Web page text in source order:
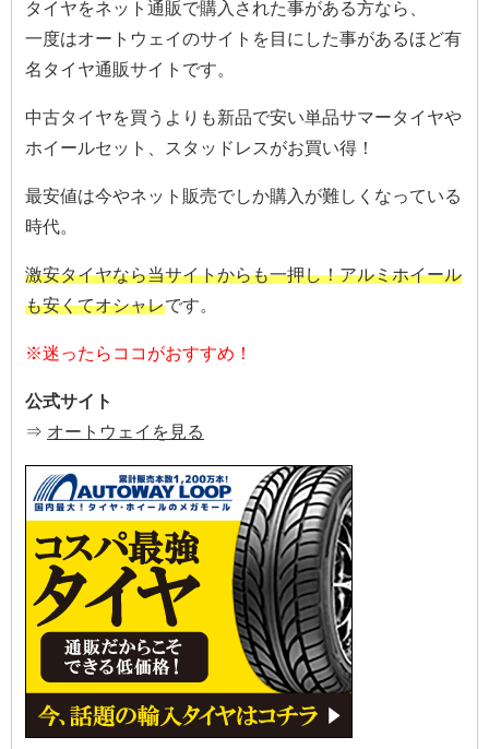
タイヤをネット通販で購入された事がある方なら、
一度はオートウェイのサイトを目にした事があるほど有
名タイヤ通販サイトです。
中古タイヤを買うよりも新品で安い単品サマータイヤや
ホイールセット、スタッドレスがお買い得！
最安値は今やネット販売でしか購入が難しくなっている
時代。
激安タイヤなら当サイトからも一押し！アルミホイール
も安くてオシャレです。
※迷ったらココがおすすめ！
公式サイト
⇒ オートウェイを見る